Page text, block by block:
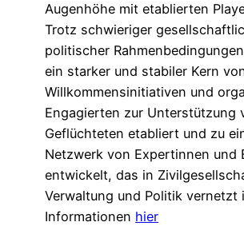
Augenhöhe mit etablierten
Trotz schwieriger
politischer
ein starker und stabiler Kern
Willkommensinitiativen und
Engagierten zur Unterstützung
Geflüchteten etabliert und zu
Netzwerk von Expertinnen und
entwickelt, das in
Verwaltung und Politik vernetzt
Informationen hier